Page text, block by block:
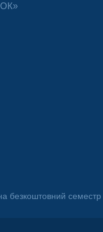
безкоштовний семестр